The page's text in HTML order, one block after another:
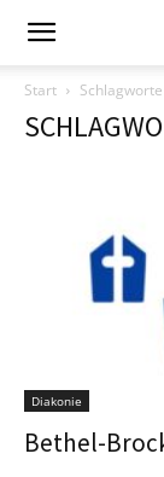
Start Schlagworte
Diakonie
Bethel-